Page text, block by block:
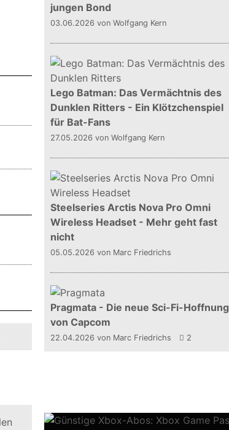
jungen Bond
03.06.2026 von Wolfgang Kern
Lego Batman: Das Vermächtnis des
Dunklen Ritters - Ein Klötzchenspiel
für Bat-Fans
27.05.2026 von Wolfgang Kern
Steelseries Arctis Nova Pro Omni
Wireless Headset - Mehr geht fast
nicht
05.05.2026 von Marc Friedrichs
Pragmata - Die neue Sci-Fi-Hoffnung
von Capcom
22.04.2026 von Marc Friedrichs 2